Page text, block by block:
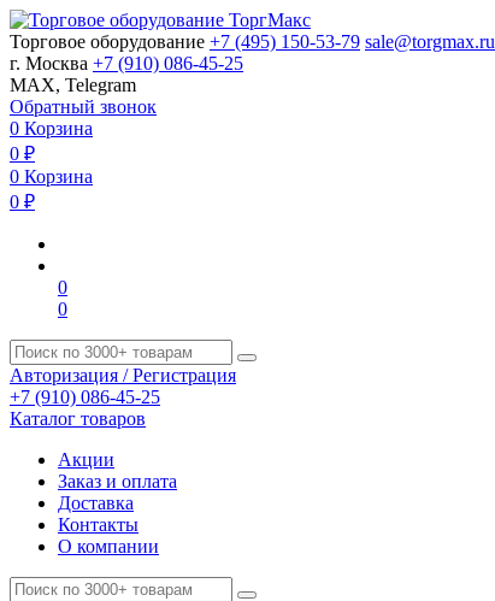
Торговое оборудование +7 (495) 150-53-79 sale@torgmax.ru
г. Москва +7 (910) 086-45-25
MAX, Telegram
Обратный звонок
0 Корзина
0 ₽
0 Корзина
0 ₽
0
0
Авторизация / Регистрация
+7 (910) 086-45-25
Каталог товаров
Акции
Заказ и оплата
Доставка
Контакты
О компании